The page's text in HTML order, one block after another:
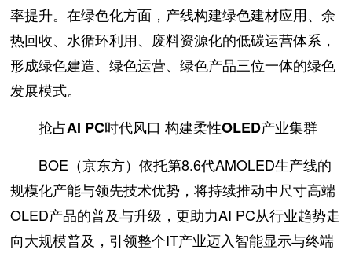
率提升。在绿色化方面，产线构建绿色建材应用、余
热回收、水循环利用、废料资源化的低碳运营体系，
形成绿色建造、绿色运营、绿色产品三位一体的绿色
发展模式。
抢占AI PC时代风口 构建柔性OLED产业集群
BOE（京东方）依托第8.6代AMOLED生产线的
规模化产能与领先技术优势，将持续推动中尺寸高端
OLED产品的普及与升级，更助力AI PC从行业趋势走
向大规模普及，引领整个IT产业迈入智能显示与终端